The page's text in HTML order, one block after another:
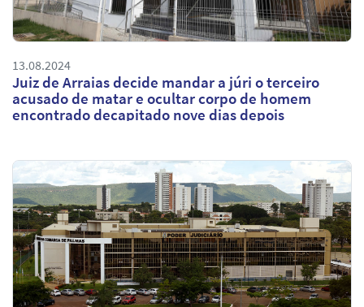
13.08.2024
Juiz de Arraias decide mandar a júri o terceiro
acusado de matar e ocultar corpo de homem
encontrado decapitado nove dias depois